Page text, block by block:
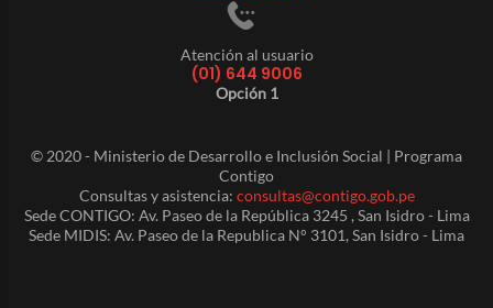
Atención al usuario
(01) 644 9006
Opción 1
© 2020 - Ministerio de Desarrollo e Inclusión Social | Programa
Contigo
Consultas y asistencia: consultas@contigo.gob.pe
Sede CONTIGO: Av. Paseo de la República 3245 , San Isidro - Lima
Sede MIDIS: Av. Paseo de la Republica N° 3101, San Isidro - Lima